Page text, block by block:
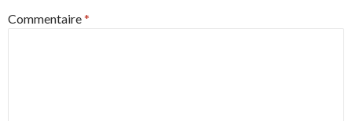
Commentaire*